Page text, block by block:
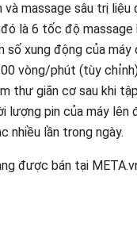
massage sâu trị liệu
là 6 tốc độ massage
số xung động của
vòng/phút (tùy
thư giãn cơ sau khi
lượng pin của máy lên
nhiều lần trong ngày.
được bán tại